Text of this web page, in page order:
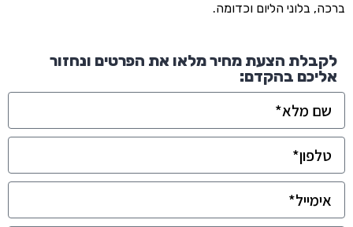
ברכה, בלוני הליום וכדומה.
לקבלת הצעת מחיר מלאו את הפרטים ונחזור
אליכם בהקדם: